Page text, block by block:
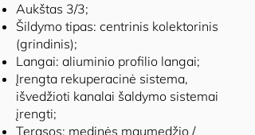
Aukštas 3/3;
Šildymo tipas: centrinis kolektorinis
(grindinis);
Langai: aliuminio profilio langai;
Įrengta rekuperacinė sistema,
išvedžioti kanalai šaldymo sistemai
įrengti;
Terasos: medinės maumedžio /